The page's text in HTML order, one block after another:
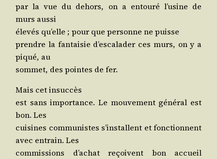
par la vue du dehors, on a entou­ré l’u­sine de
murs aussi
éle­vés qu’elle ; pour que per­sonne ne puisse
prendre la fan­tai­sie d’es­ca­la­der ces murs, on y a
piqué, au
som­met, des pointes de fer.
Mais cet insuccès
est sans impor­tance. Le mou­ve­ment géné­ral est
bon. Les
cui­sines com­mu­nistes s’ins­tallent et fonc­tionnent
avec entrain. Les
com­mis­sions d’a­chat reçoivent bon accueil